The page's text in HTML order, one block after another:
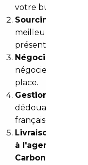
votre budget, vos
Sourcing
meilleures
présente une
Négociation et
négocie, vérifie et
place.
Gestion
dédouanement si
française.
Livraison
à l'agence de
Carbon-Blanc